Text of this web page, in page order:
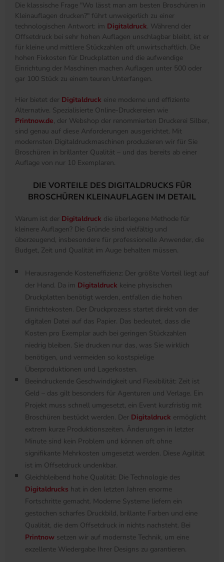
Die klassische Frage "Wo lässt man am besten Broschüren in
Kleinauflagen drucken?" führt unweigerlich zu einer
technologischen Antwort: im Digitaldruck. Während der
Offsetdruck bei sehr hohen Auflagen unschlagbar bleibt, ist er
für kleine und mittlere Stückzahlen oft unwirtschaftlich. Die
hohen Fixkosten für Druckplatten und die aufwendige
Einrichtung der Maschinen machen Auflagen unter 500 oder
gar 100 Stück zu einem teuren Unterfangen.
Hier bietet der Digitaldruck eine moderne und effiziente
Alternative. Spezialisierte Online-Druckereien wie
Printnow.de, der Webshop der renommierten Druckerei Silber,
sind genau auf diese Anforderungen ausgerichtet. Mit
modernsten Digitaldruckmaschinen produzieren wir für Sie
Broschüren in brillanter Qualität – und das bereits ab einer
Auflage von nur 10 Exemplaren.
DIE VORTEILE DES DIGITALDRUCKS FÜR
BROSCHÜREN KLEINAUFLAGEN IM DETAIL
Warum ist der Digitaldruck die überlegene Methode für
kleinere Auflagen? Die Gründe sind vielfältig und
überzeugend, insbesondere für professionelle Anwender, die
Budget, Zeit und Qualität im Auge behalten müssen.
Herausragende Kosteneffizienz: Der größte Vorteil liegt auf
der Hand. Da im Digitaldruck keine physischen
Druckplatten benötigt werden, entfallen die hohen
Einrichtekosten. Der Druckprozess startet direkt von der
digitalen Datei auf das Papier. Das bedeutet, dass die
Kosten pro Exemplar auch bei geringen Stückzahlen
niedrig bleiben. Sie drucken nur das, was Sie wirklich
benötigen, und vermeiden so kostspielige
Überproduktionen und Lagerkosten.
Beeindruckende Geschwindigkeit und Flexibilität: Zeit ist
Geld – das gilt besonders für Agenturen und Verlage. Ein
Projekt muss schnell umgesetzt, ein Event kurzfristig mit
Broschüren bestückt werden. Der Digitaldruck ermöglicht
extrem kurze Produktionszeiten. Änderungen in letzter
Minute sind kein Problem und können oft ohne
signifikante Mehrkosten umgesetzt werden. Diese Agilität
ist im Offsetdruck undenkbar.
​Gleichbleibend hohe Qualität: Die Technologie des
Digitaldrucks hat in den letzten Jahren enorme
Fortschritte gemacht. Moderne Systeme liefern ein
gestochen scharfes Druckbild, brillante Farben und eine
Qualität, die dem Offsetdruck in nichts nachsteht. Bei
Printnow setzen wir auf modernste Technik, um eine
exzellente Wiedergabe Ihrer Designs zu garantieren.